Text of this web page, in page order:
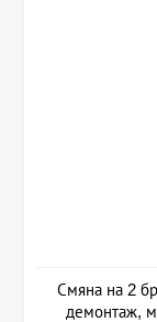
Смяна на 2
демонтаж,